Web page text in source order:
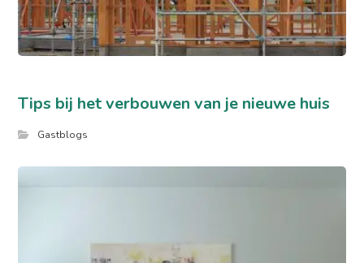
Tips bij het verbouwen van je nieuwe huis
Gastblogs